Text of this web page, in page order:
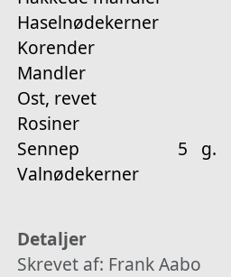
Haselnødekerner
Korender
Mandler
Ost, revet
Rosiner
Sennep
5 g.
Valnødekerner
Detaljer
Skrevet af: Frank Aabo